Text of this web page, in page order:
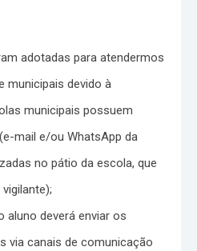
adotadas para atendermos
municipais devido à
municipais possuem
mail e/ou WhatsApp da
no pátio da escola, que
aluno deverá enviar os
via canais de comunicação